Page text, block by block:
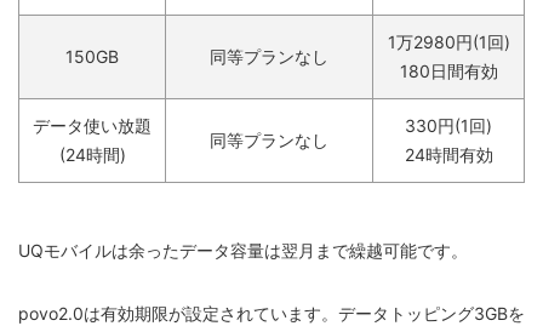
150GB 同等プランなし
1万2980円(1回)
180日間有効
データ使い放題
(24時間)
同等プランなし
330円(1回)
24時間有効
UQモバイルは余ったデータ容量は翌月まで繰越可能です。
povo2.0は有効期限が設定されています。データトッピング3GBを